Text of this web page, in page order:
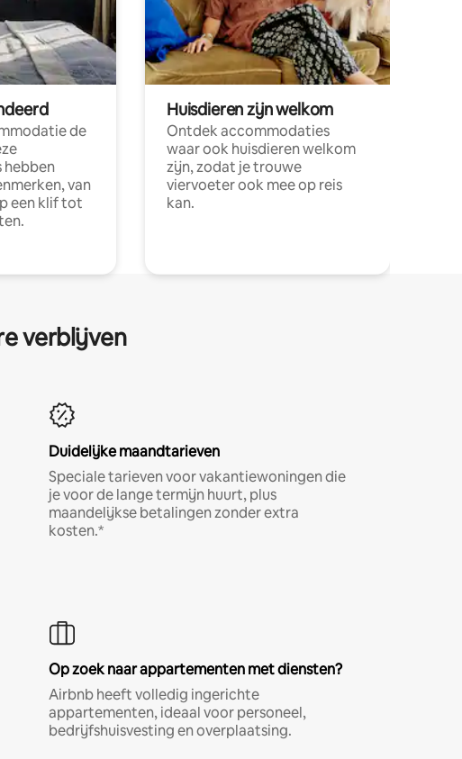
de
van
een klif tot
Huisdieren zijn welkom
Ontdek accommodaties
waar ook huisdieren welkom
zijn, zodat je trouwe
viervoeter ook mee op reis
kan.
verblijven
Duidelijke maandtarieven
Speciale tarieven voor vakantiewoningen die
je voor de lange termijn huurt, plus
maandelijkse betalingen zonder extra
kosten.*
Op zoek naar appartementen met diensten?
Airbnb heeft volledig ingerichte
appartementen, ideaal voor personeel,
bedrijfshuisvesting en overplaatsing.